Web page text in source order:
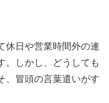
休日や営業時間外の連
。しかし、どうしても
、冒頭の言葉遣いがす